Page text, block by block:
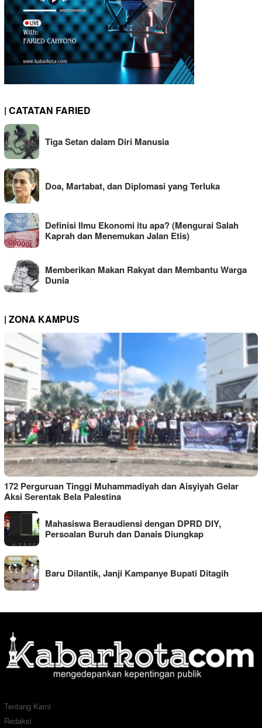
| CATATAN FARIED
Tiga Setan dalam Diri Manusia
Doa, Martabat, dan Diplomasi yang Terluka
Definisi Ilmu Ekonomi itu apa? (Mengurai Salah
Kaprah dan Menemukan Jalan Etis)
Memberikan Makan Rakyat dan Membantu Warga
Dunia
| ZONA KAMPUS
172 Perguruan Tinggi Muhammadiyah dan Aisyiyah Gelar
Aksi Serentak Bela Palestina
Mahasiswa Beraudiensi dengan DPRD DIY,
Persoalan Buruh dan Danais Diungkap
Baru Dilantik, Janji Kampanye Bupati Ditagih
Tentang Kami
Redaksi